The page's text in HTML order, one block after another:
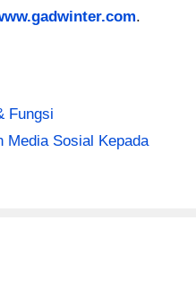
.
Fungsi
Media Sosial Kepada